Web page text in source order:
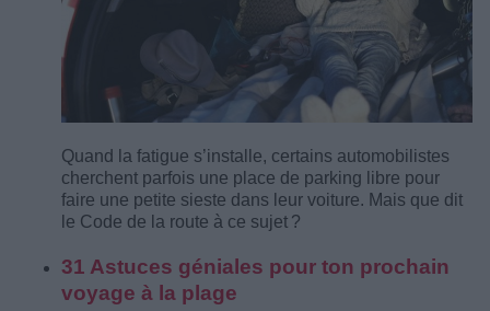
Quand la fatigue s’installe, certains automobilistes
cherchent parfois une place de parking libre pour
faire une petite sieste dans leur voiture. Mais que dit
le Code de la route à ce sujet ?
31 Astuces géniales pour ton prochain
voyage à la plage